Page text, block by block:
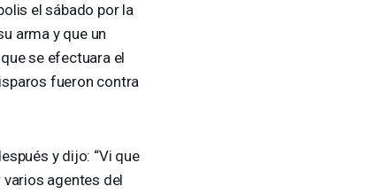
el sábado por la
arma y que un
se efectuara el
fueron contra
y dijo: “Vi que
agentes del